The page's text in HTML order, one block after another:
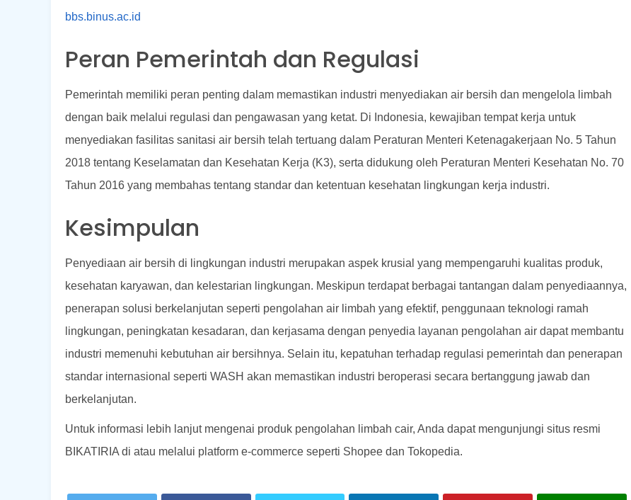
bbs.binus.ac.id
Peran Pemerintah dan Regulasi
Pemerintah memiliki peran penting dalam memastikan industri menyediakan air bersih dan mengelola limbah
dengan baik melalui regulasi dan pengawasan yang ketat. Di Indonesia, kewajiban tempat kerja untuk
menyediakan fasilitas sanitasi air bersih telah tertuang dalam Peraturan Menteri Ketenagakerjaan No. 5 Tahun
2018 tentang Keselamatan dan Kesehatan Kerja (K3), serta didukung oleh Peraturan Menteri Kesehatan No. 70
Tahun 2016 yang membahas tentang standar dan ketentuan kesehatan lingkungan kerja industri.
Kesimpulan
Penyediaan air bersih di lingkungan industri merupakan aspek krusial yang mempengaruhi kualitas produk,
kesehatan karyawan, dan kelestarian lingkungan. Meskipun terdapat berbagai tantangan dalam penyediaannya,
penerapan solusi berkelanjutan seperti pengolahan air limbah yang efektif, penggunaan teknologi ramah
lingkungan, peningkatan kesadaran, dan kerjasama dengan penyedia layanan pengolahan air dapat membantu
industri memenuhi kebutuhan air bersihnya. Selain itu, kepatuhan terhadap regulasi pemerintah dan penerapan
standar internasional seperti WASH akan memastikan industri beroperasi secara bertanggung jawab dan
berkelanjutan.
Untuk informasi lebih lanjut mengenai produk pengolahan limbah cair, Anda dapat mengunjungi situs resmi
BIKATIRIA di atau melalui platform e-commerce seperti Shopee dan Tokopedia.